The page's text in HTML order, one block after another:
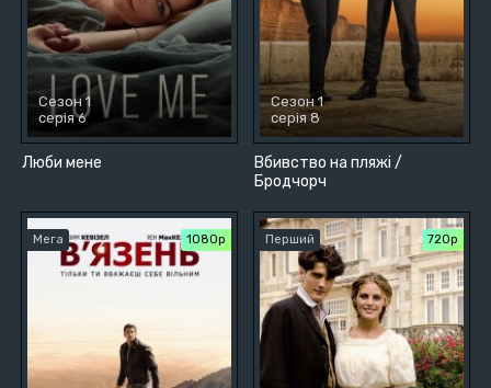
Люби мене
Сезон 1
серія 6
Вбивство на пляжі /
Бродчорч
Сезон 1
серія 8
Мега 1080p Перший 720р